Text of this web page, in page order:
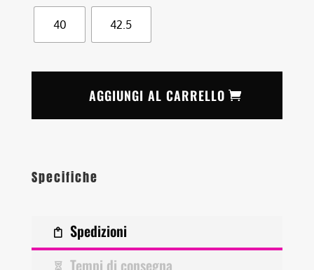
40 42.5
AGGIUNGI AL CARRELLO
Specifiche
Spedizioni
Tempi di consegna